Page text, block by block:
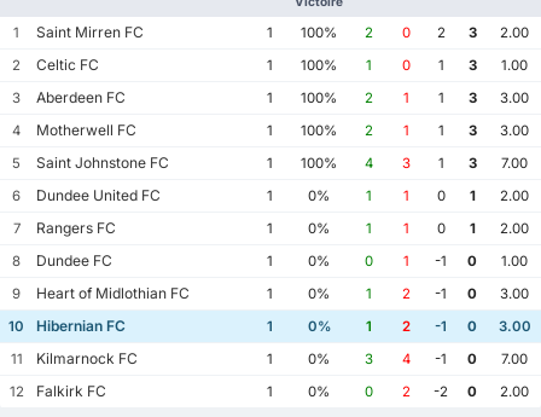
1 Saint Mirren FC 1 100% 2 0 2 3
2.00
2
Celtic FC 1 100% 1 0 1 3
1.00
3
Aberdeen FC 1 100% 2 1 1 3
3.00
4
Motherwell FC 1 100% 2 1 1 3
3.00
5
Saint Johnstone FC 1 100% 4 3 1 3
7.00
6
Dundee United FC 1 0% 1 1 0 1
2.00
7
Rangers FC 1 0% 1 1 0 1
2.00
8
Dundee FC 1 0% 0 1 -1 0
1.00
9
Heart of Midlothian FC 1 0% 1 2 -1 0
3.00
10
Hibernian FC 1 0% 1 2 -1 0
3.00
11
Kilmarnock FC 1 0% 3 4 -1 0
7.00
12
Falkirk FC 1 0% 0 2 -2 0 2.00